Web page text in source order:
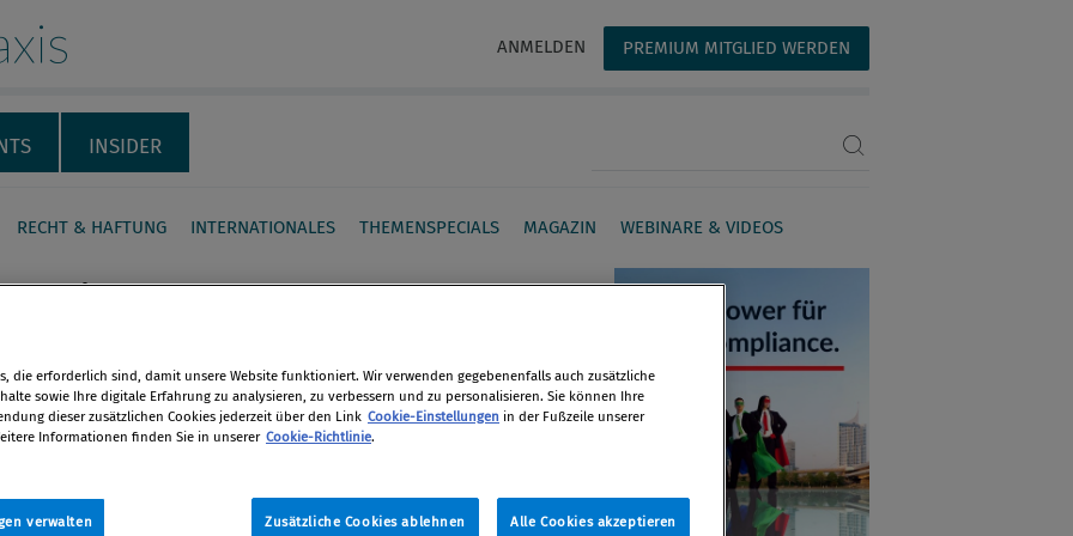
ANMELDEN PREMIUM MITGLIED WERDEN
INSIDER
RECHT & HAFTUNG INTERNATIONALES THEMENSPECIALS MAGAZIN WEBINARE & VIDEOS
wird
Vorstand
soll die
bei Daimler das neu geschaffene
die erforderlich sind, damit unsere Website funktioniert. Wir verwenden gegebenenfalls auch zusätzliche
sowie Ihre digitale Erfahrung zu analysieren, zu verbessern und zu personalisieren. Sie können Ihre
dieser zusätzlichen Cookies jederzeit über den Link Cookie-Einstellungen in der Fußzeile unserer
Informationen finden Sie in unserer Cookie-Richtlinie.
Zusätzliche Cookies ablehnen Alle Cookies akzeptieren
verwalten